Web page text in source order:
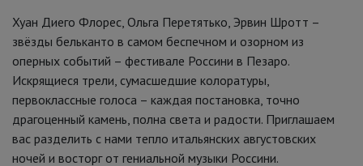
Хуан Диего Флорес, Ольга Перетятько, Эрвин Шротт –
звёзды бельканто в самом беспечном и озорном из
оперных событий – фестивале Россини в Пезаро.
Искрящиеся трели, сумасшедшие колоратуры,
первоклассные голоса – каждая постановка, точно
драгоценный камень, полна света и радости. Приглашаем
вас разделить с нами тепло итальянских августовских
ночей и восторг от гениальной музыки Россини.